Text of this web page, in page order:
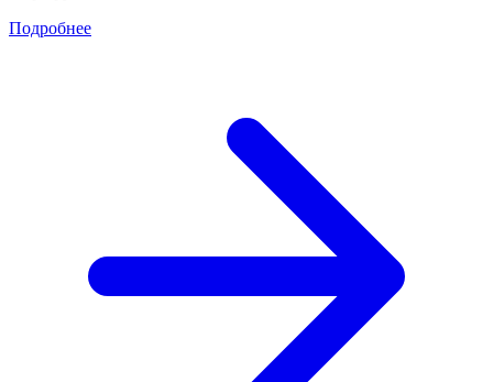
Подробнее